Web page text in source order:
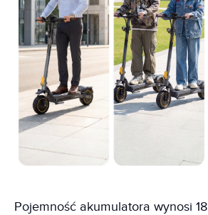
Pojemność akumulatora wynosi